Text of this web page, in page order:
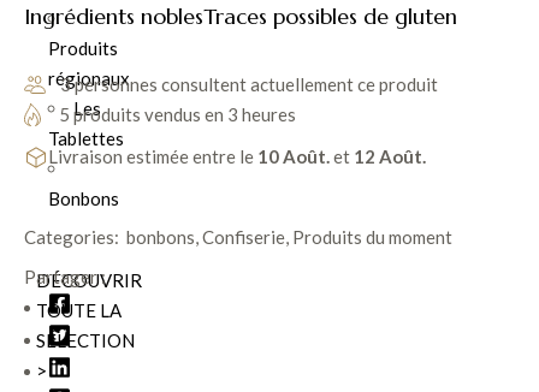
Produits
régionaux
Les
Tablettes
Bonbons
DÉCOUVRIR
TOUTE LA
SÉLECTION
>
Ingrédients noblesTraces possibles de gluten
3 personnes consultent actuellement ce produit
5 produits vendus en 3 heures
Livraison estimée entre le 10 Août.et 12 Août.
Categories: bonbons,Confiserie, Produits du moment
Partager :